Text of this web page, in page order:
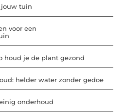
tuin
voor een
houd je de plant gezond
helder water zonder gedoe
onderhoud